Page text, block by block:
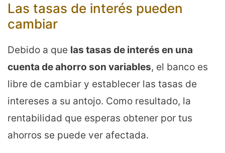
Las tasas de interés pueden
cambiar
Debido a que las tasas de interés en una
cuenta de ahorro son variables, el banco es
libre de cambiar y establecer las tasas de
intereses a su antojo. Como resultado, la
rentabilidad que esperas obtener por tus
ahorros se puede ver afectada.